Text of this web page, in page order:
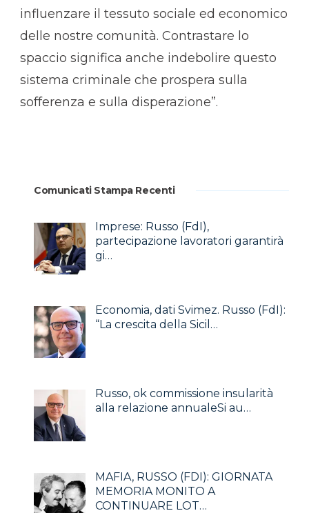
influenzare il tessuto sociale ed economico
delle nostre comunità. Contrastare lo
spaccio significa anche indebolire questo
sistema criminale che prospera sulla
sofferenza e sulla disperazione”.
Comunicati Stampa Recenti
Imprese: Russo (FdI),
partecipazione lavoratori garantirà
gi…
Economia, dati Svimez. Russo (FdI):
“La crescita della Sicil…
Russo, ok commissione insularità
alla relazione annualeSi au…
MAFIA, RUSSO (FDI): GIORNATA
MEMORIA MONITO A
CONTINUARE LOT…